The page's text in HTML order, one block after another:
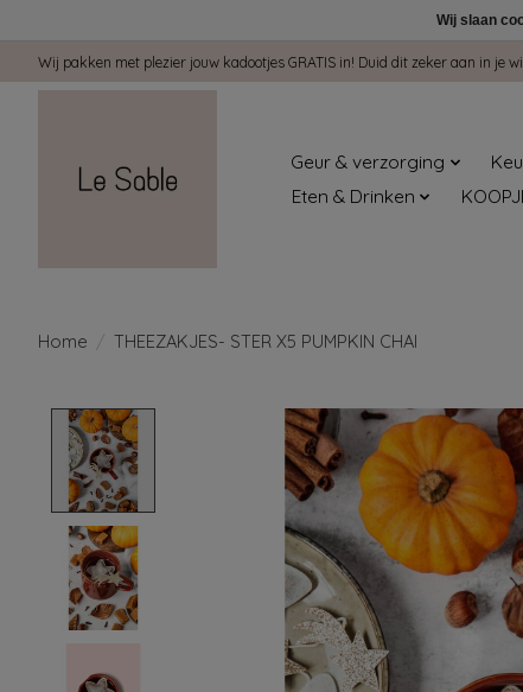
Wij pakken met plezier jouw kadootjes GRATIS in! Duid dit zeker aan in je
Geur & verzorging
Eten & Drinken
Home / THEEZAKJES- STER X5 PUMPKIN CHAI
Product image slideshow Items
Wij slaan